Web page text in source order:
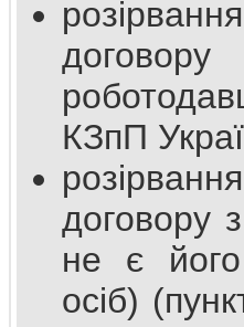
КЗпП
договору з
не є його
осіб)